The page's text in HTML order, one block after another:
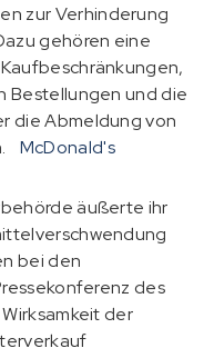
zur Verhinderung
gehören eine
Bestellungen und die
die Abmeldung von
McDonald's
äußerte ihr
bei den
des
der